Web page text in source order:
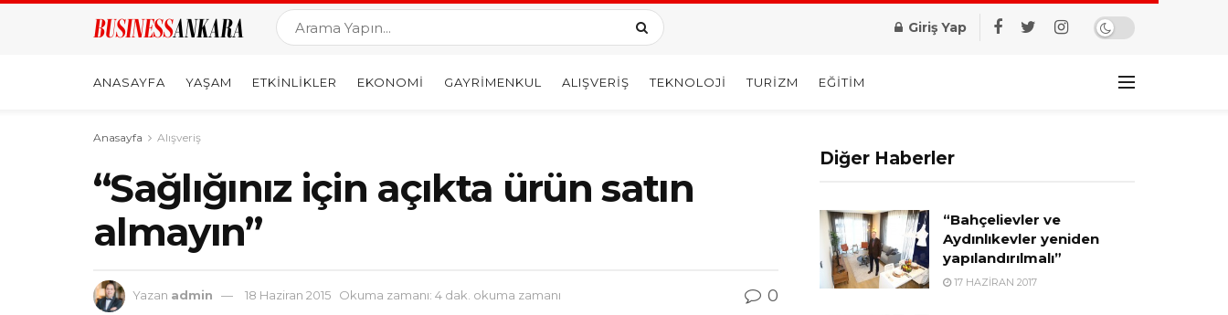
Giriş Yap
ANASAYFA YAŞAM ETKINLIKLER EKONOMI GAYRIMENKUL ALIŞVERIŞ TEKNOLOJI TURIZM EĞITIM
Anasayfa Alışveriş
“Sağlığınız için açıkta ürün satın
almayın”
Yazan admin 18 Haziran 2015 Okuma zamanı: 4 dak. okuma zamanı 0
Diğer Haberler
“Bahçelievler ve
Aydınlıkevler yeniden
yapılandırılmalı”
17 HAZIRAN 2017